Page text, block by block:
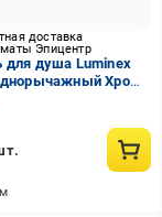
доставка
Эпицентр
для душа Luminex
Хром